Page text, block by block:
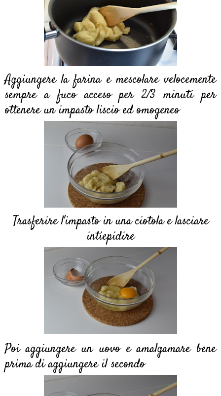
Aggiungere la farina e mescolare velocemente
sempre a fuco acceso per 2/3 minuti per
ottenere un impasto liscio ed omogeneo
Trasferire l'impasto in una ciotola e lasciare
intiepidire
Poi aggiungere un uovo e amalgamare bene
prima di aggiungere il secondo